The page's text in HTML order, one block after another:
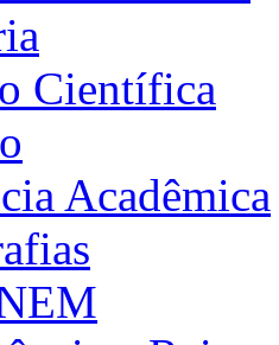
Científica
Acadêmica